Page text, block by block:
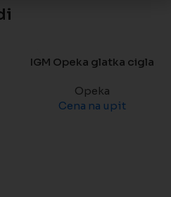
IGM Opeka glatka cigla
Opeka
Cena na upit